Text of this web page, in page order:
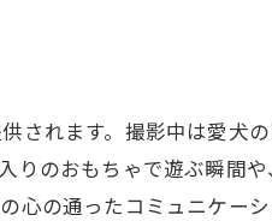
テクニック
トスタジオで完璧に残す秘
されます。撮影中は愛犬
のおもちゃで遊ぶ瞬間
の通ったコミュニケー